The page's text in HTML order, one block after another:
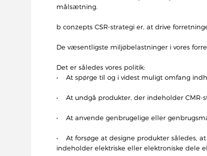
målsætning.
b conzepts CSR-strategi er, at drive
De væsentligste miljøbelastninger i vores
Det er således vores politik:
• At spørge til og i videst muligt omfang
• At undgå produkter, der indeholder CMR-
• At anvende genbrugelige eller
• At forsøge at designe produkter således,
indeholder elektriske eller elektroniske dele